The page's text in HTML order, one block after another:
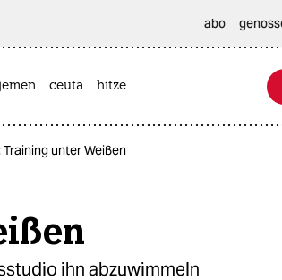
abo
ceuta hitze
unter Weißen
ihn abzuwimmeln